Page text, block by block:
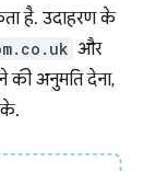
है. उदाहरण के
और
की अनुमति देना,